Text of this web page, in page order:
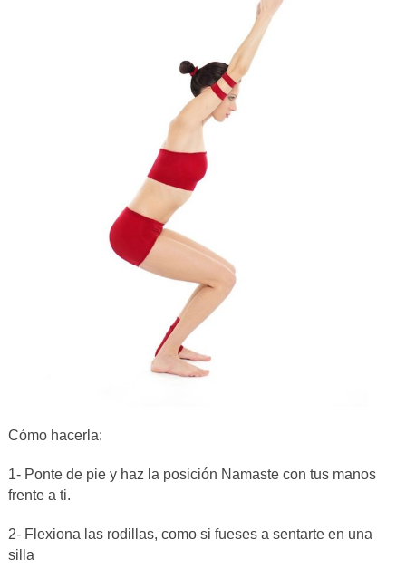
Cómo hacerla:
1- Ponte de pie y haz la posición Namaste con tus manos
frente a ti.
2- Flexiona las rodillas, como si fueses a sentarte en una
silla